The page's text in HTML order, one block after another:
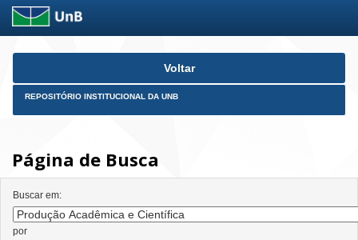
Skip
Voltar
REPOSITÓRIO INSTITUCIONAL DA UNB
Página de Busca
Buscar em:
por